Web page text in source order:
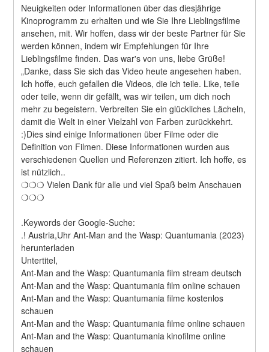
Neuigkeiten oder Informationen über das diesjährige
Kinoprogramm zu erhalten und wie Sie Ihre Lieblingsfilme
ansehen, mit. Wir hoffen, dass wir der beste Partner für Sie
werden können, indem wir Empfehlungen für Ihre
Lieblingsfilme finden. Das war's von uns, liebe Grüße!
„Danke, dass Sie sich das Video heute angesehen haben.
Ich hoffe, euch gefallen die Videos, die ich teile. Like, teile
oder teile, wenn dir gefällt, was wir teilen, um dich noch
mehr zu begeistern. Verbreiten Sie ein glückliches Lächeln,
damit die Welt in einer Vielzahl von Farben zurückkehrt.
:)Dies sind einige Informationen über Filme oder die
Definition von Filmen. Diese Informationen wurden aus
verschiedenen Quellen und Referenzen zitiert. Ich hoffe, es
ist nützlich..
❍❍❍ Vielen Dank für alle und viel Spaß beim Anschauen
❍❍❍
.Keywords der Google-Suche:
.! Austria,Uhr Ant-Man and the Wasp: Quantumania (2023)
herunterladen
Untertitel,
Ant-Man and the Wasp: Quantumania film stream deutsch
Ant-Man and the Wasp: Quantumania film online schauen
Ant-Man and the Wasp: Quantumania filme kostenlos
schauen
Ant-Man and the Wasp: Quantumania filme online schauen
Ant-Man and the Wasp: Quantumania kinofilme online
schauen